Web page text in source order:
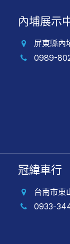
內埔展示
屏東縣內
0989-
冠緯車行
台南市東
0933-